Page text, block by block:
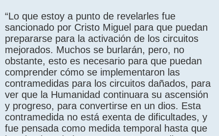
“Lo que estoy a punto de revelarles fue
sancionado por Cristo Miguel para que puedan
prepararse para la activación de los circuitos
mejorados. Muchos se burlarán, pero, no
obstante, esto es necesario para que puedan
comprender cómo se implementaron las
contramedidas para los circuitos dañados, para
ver que la Humanidad continuara su ascensión
y progreso, para convertirse en un dios. Esta
contramedida no está exenta de dificultades, y
fue pensada como medida temporal hasta que